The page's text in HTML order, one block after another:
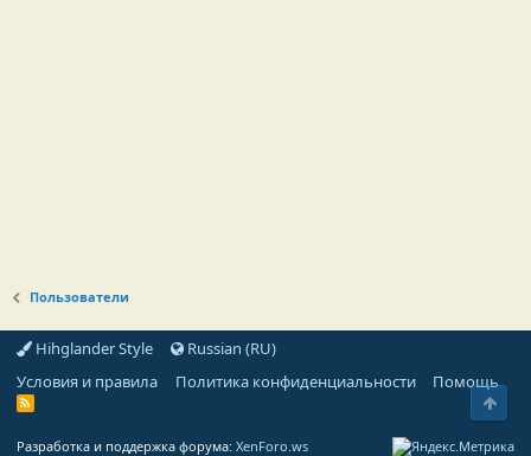
Пользователи
Hihglander Style
Russian (RU)
Условия и правила
Политика конфиденциальности Помощь
R
Разработка и поддержка форума: XenForo.ws